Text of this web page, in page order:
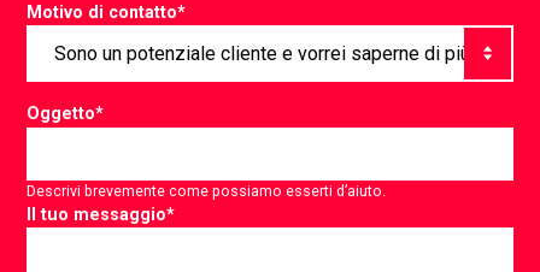
Motivo di contatto*
Oggetto*
Descrivi brevemente come possiamo esserti d’aiuto.
Il tuo messaggio*